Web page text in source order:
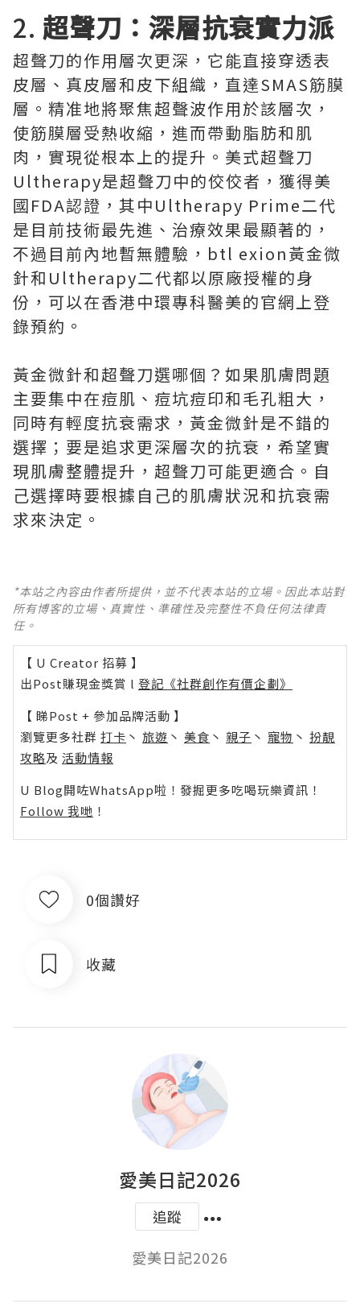
2. 超聲刀：深層抗衰實力派
超聲刀的作用層次更深，它能直接穿透表
皮層、真皮層和皮下組織，直達SMAS筋膜
層。精准地將聚焦超聲波作用於該層次，
使筋膜層受熱收縮，進而帶動脂肪和肌
肉，實現從根本上的提升。美式超聲刀
Ultherapy是超聲刀中的佼佼者，獲得美
國FDA認證，其中Ultherapy Prime二代
是目前技術最先進、治療效果最顯著的，
不過目前內地暫無體驗，btl exion黃金微
針和Ultherapy二代都以原廠授權的身
份，可以在香港中環專科醫美的官網上登
錄預約。
黃金微針和超聲刀選哪個？如果肌膚問題
主要集中在痘肌、痘坑痘印和毛孔粗大，
同時有輕度抗衰需求，黃金微針是不錯的
選擇；要是追求更深層次的抗衰，希望實
現肌膚整體提升，超聲刀可能更適合。自
己選擇時要根據自己的肌膚狀況和抗衰需
求來決定。
*本站之內容由作者所提供，並不代表本站的立場。因此本站對
所有博客的立場、真實性、準確性及完整性不負任何法律責
任。
【 U Creator 招募 】
出Post賺現金獎賞 l 登記《社群創作有價企劃》
【 睇Post + 參加品牌活動 】
瀏覽更多社群 打卡 丶 旅遊 丶 美食 丶 親子 丶 寵物 丶 扮靚
攻略及 活動情報
U Blog開咗WhatsApp啦！發掘更多吃喝玩樂資訊！
Follow 我哋 ！
0個讚好
收藏
愛美日記2026
追蹤
愛美日記2026